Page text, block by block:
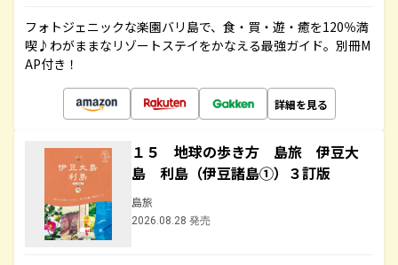
フォトジェニックな楽園バリ島で、食・買・遊・癒を120％満
喫♪わがままなリゾートステイをかなえる最強ガイド。別冊M
AP付き！
詳細を見る
１５ 地球の歩き方 島旅 伊豆大
島 利島（伊豆諸島①）３訂版
島旅
2026.08.28 発売